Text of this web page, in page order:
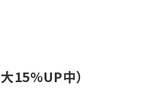
15%UP中）